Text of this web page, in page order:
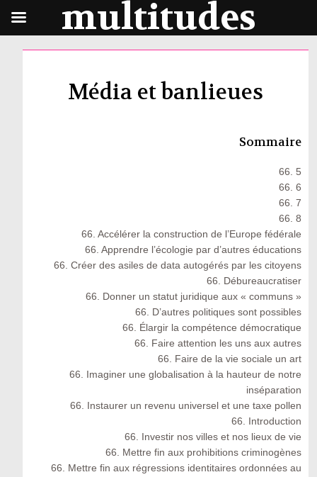
Média et banlieues
Sommaire
66. 5
66. 6
66. 7
66. 8
66. Accélérer la construction de l’Europe fédérale
66. Apprendre l’écologie par d’autres éducations
66. Créer des asiles de data autogérés par les citoyens
66. Débureaucratiser
66. Donner un statut juridique aux « communs »
66. D’autres politiques sont possibles
66. Élargir la compétence démocratique
66. Faire attention les uns aux autres
66. Faire de la vie sociale un art
66. Imaginer une globalisation à la hauteur de notre
inséparation
66. Instaurer un revenu universel et une taxe pollen
66. Introduction
66. Investir nos villes et nos lieux de vie
66. Mettre fin aux prohibitions criminogènes
66. Mettre fin aux régressions identitaires ordonnées au
multitudes